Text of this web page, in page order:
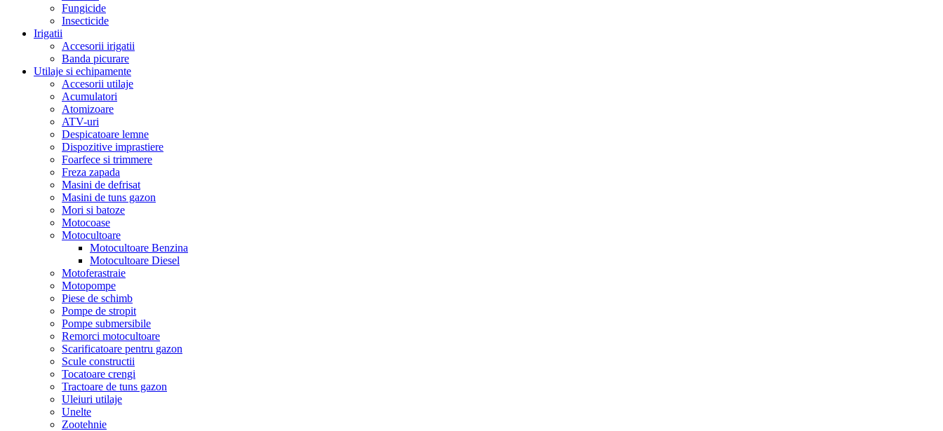
Fungicide
Insecticide
Irigatii
Accesorii irigatii
Banda picurare
Utilaje si echipamente
Accesorii utilaje
Acumulatori
Atomizoare
ATV-uri
Despicatoare lemne
Dispozitive imprastiere
Foarfece si trimmere
Freza zapada
Masini de defrisat
Masini de tuns gazon
Mori si batoze
Motocoase
Motocultoare
Motocultoare Benzina
Motocultoare Diesel
Motoferastraie
Motopompe
Piese de schimb
Pompe de stropit
Pompe submersibile
Remorci motocultoare
Scarificatoare pentru gazon
Scule constructii
Tocatoare crengi
Tractoare de tuns gazon
Uleiuri utilaje
Unelte
Zootehnie